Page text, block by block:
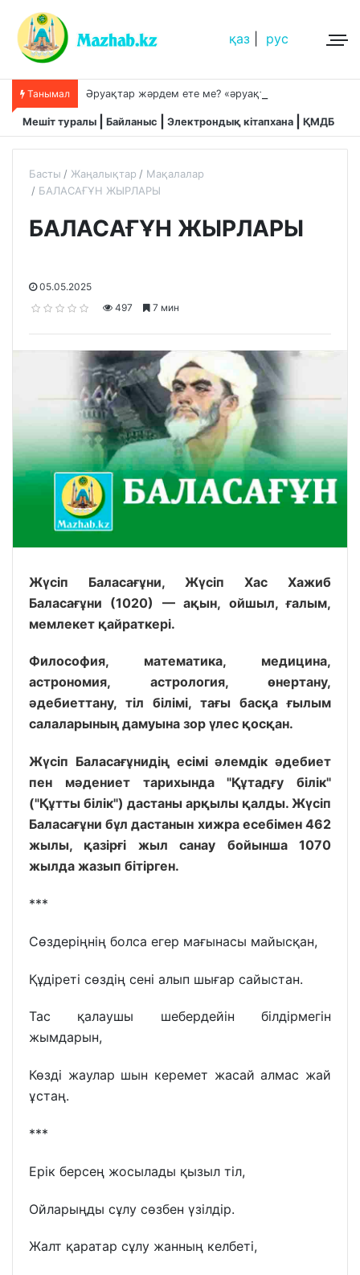
қаз рус
Танымал
Мешіт туралы Байланыс Электрондық кітапхана ҚМДБ
Басты Жаңалықтар
Мақалалар
БАЛАСАҒҰН ЖЫРЛАРЫ
БАЛАСАҒҰН ЖЫРЛАРЫ
05.05.2025
497
7 мин
Жүсіп Баласағұни, Жүсіп Хас Хажиб
Баласағұни (1020) — ақын, ойшыл, ғалым,
мемлекет қайраткері.
Философия, математика, медицина,
астрономия, астрология, өнертану,
әдебиеттану, тіл білімі, тағы басқа ғылым
салаларының дамуына зор үлес қосқан.
Жүсіп Баласағұнидің есімі әлемдік әдебиет
пен мәдениет тарихында "Құтадғу білік"
("Құтты білік") дастаны арқылы қалды. Жүсіп
Баласағұни бұл дастанын хижра есебімен 462
жылы, қазірғі жыл санау бойынша 1070
жылда жазып бітірген.
***
Сөздеріңнің болса егер мағынасы майысқан,
Құдіреті сөздің сені алып шығар сайыстан.
Тас қалаушы шебердейін білдірмегін
жымдарын,
Көзді жаулар шын керемет жасай алмас жай
ұстаң.
***
Ерік берсең жосылады қызыл тіл,
Ойларыңды сұлу сөзбен үзілдір.
Жалт қаратар сұлу жанның келбеті,